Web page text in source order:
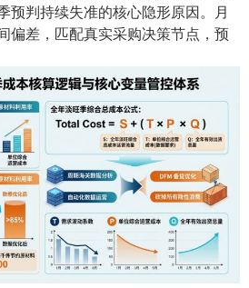
预判持续失准的核心隐形原因。月
偏差，匹配真实采购决策节点，预